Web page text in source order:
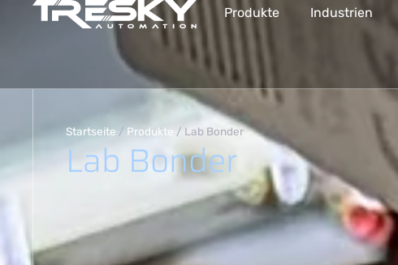
Produkte Industrien
Startseite / Produkte / Lab Bonder
Lab Bonder